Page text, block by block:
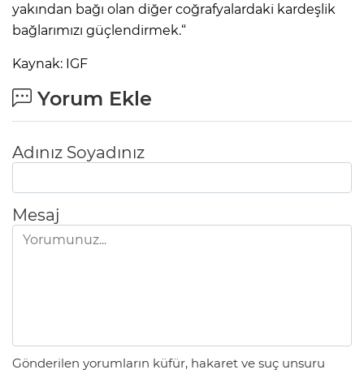
yakından bağı olan diğer coğrafyalardaki kardeşlik
bağlarımızı güçlendirmek.“
Kaynak: IGF
Yorum Ekle
Adınız Soyadınız
Mesaj
Gönderilen yorumların küfür, hakaret ve suç unsuru